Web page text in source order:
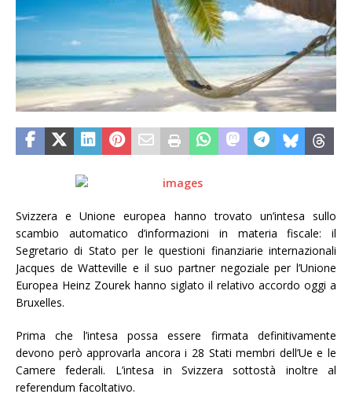
Svizzera e Unione europea hanno trovato un’intesa sullo
scambio automatico d’informazioni in materia fiscale: il
Segretario di Stato per le questioni finanziarie internazionali
Jacques de Watteville e il suo partner negoziale per l’Unione
Europea Heinz Zourek hanno siglato il relativo accordo oggi a
Bruxelles.
Prima che l’intesa possa essere firmata definitivamente
devono però approvarla ancora i 28 Stati membri dell’Ue e le
Camere federali. L’intesa in Svizzera sottostà inoltre al
referendum facoltativo.